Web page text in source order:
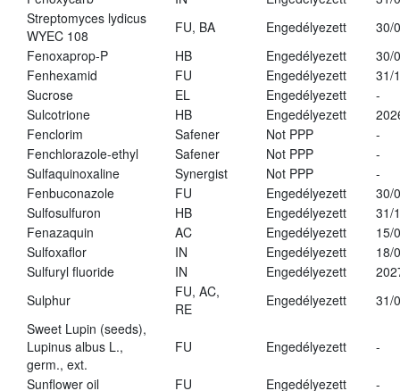
Streptomyces lydicus
WYEC 108
FU, BA Engedélyezett
30/
Fenoxaprop-P
HB Engedélyezett
30/
Fenhexamid
FU Engedélyezett
31/
Sucrose
EL Engedélyezett
-
Sulcotrione
HB Engedélyezett
Fenclorim
Safener Not PPP
-
Fenchlorazole-ethyl
Safener Not PPP
-
Sulfaquinoxaline
Synergist Not PPP
-
Fenbuconazole
FU Engedélyezett
30/
Sulfosulfuron
HB Engedélyezett
31/
Fenazaquin
AC Engedélyezett
15/
Sulfoxaflor
IN Engedélyezett
18/
Sulfuryl fluoride
IN Engedélyezett
Sulphur
FU, AC,
RE
Engedélyezett
31/
Sweet Lupin (seeds),
Lupinus albus L.,
germ., ext.
FU Engedélyezett -
Sunflower oil FU Engedélyezett
-